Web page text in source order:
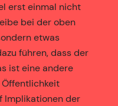
erst einmal nicht
bei der oben
etwas
führen, dass der
ist eine andere
Implikationen der